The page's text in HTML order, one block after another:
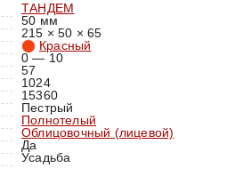
ТАНДЕМ
50 мм
215 × 50 × 65
Красный
0 — 10
57
1024
15360
Пестрый
Полнотелый
Облицовочный (лицевой)
Да
Усадьба